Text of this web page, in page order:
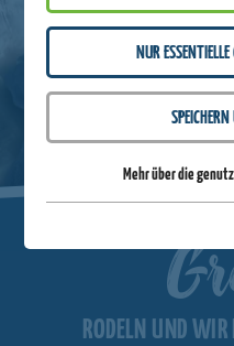
RODELN UND WIR
NUR
SPEICHERN
Mehr über die